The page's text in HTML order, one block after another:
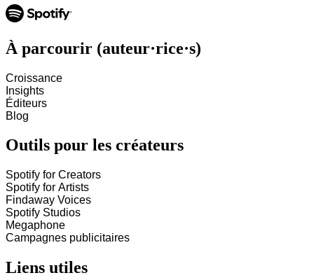
À parcourir (auteur·rice·s)
Croissance
Insights
Éditeurs
Blog
Outils pour les créateurs
Spotify for Creators
Spotify for Artists
Findaway Voices
Spotify Studios
Megaphone
Campagnes publicitaires
Liens utiles